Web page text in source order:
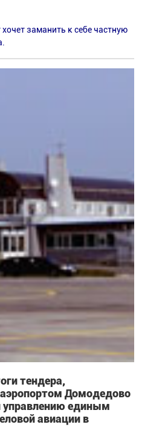
заманить к себе частную
тендера,
Домодедово
управлению единым
авиации в